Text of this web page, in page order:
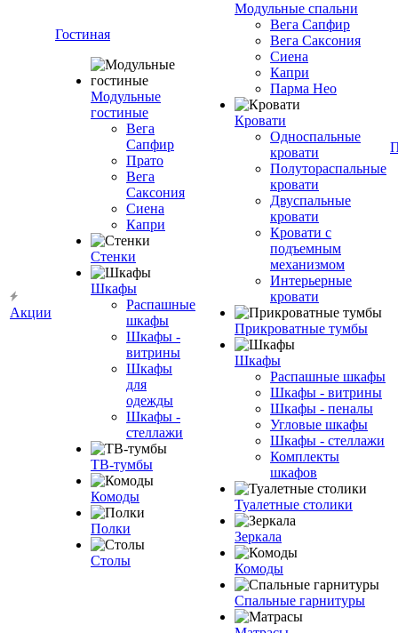
Акции
Гостиная
Модульные
гостиные
Вега
Сапфир
Прато
Вега
Саксония
Сиена
Капри
Стенки
Шкафы
Распашные
шкафы
Шкафы -
витрины
Шкафы
для
одежды
Шкафы -
стеллажи
ТВ-тумбы
Комоды
Полки
Столы
Модульные спальни
Вега Сапфир
Вега Саксония
Сиена
Капри
Парма Нео
Кровати
Односпальные
кровати
Полутораспальные
кровати
Двуспальные
кровати
Кровати с
подъемным
механизмом
Интерьерные
кровати
Прикроватные тумбы
Шкафы
Распашные шкафы
Шкафы - витрины
Шкафы - пеналы
Угловые шкафы
Шкафы - стеллажи
Комплекты
шкафов
Туалетные столики
Зеркала
Комоды
Спальные гарнитуры